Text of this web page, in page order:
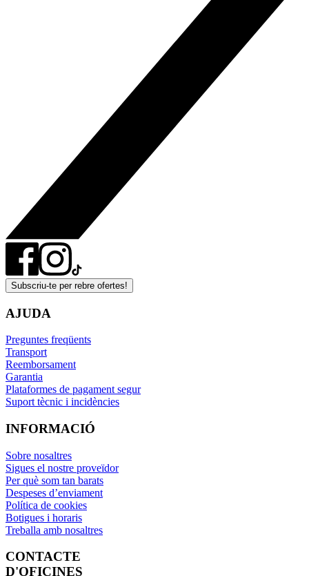
Subscriu-te per rebre ofertes!
AJUDA
Preguntes freqüents
Transport
Reemborsament
Garantia
Plataformes de pagament segur
Suport tècnic i incidències
INFORMACIÓ
Sobre nosaltres
Sigues el nostre proveïdor
Per què som tan barats
Despeses d’enviament
Política de cookies
Botigues i horaris
Treballa amb nosaltres
CONTACTE
D'OFICINES